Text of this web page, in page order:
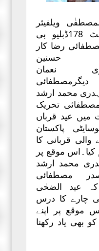
ویلفیئر
سوسائٹی پاکستان یونٹ 178ڈبلیو بی
رضا کار
نعمان
دیگرمصطفائی
محمد ارشد
تحریک
میں عید قرباں
پاکستان
قربانی کا
موقع پر
محمد ارشد
مصطفائی
کہ عید الضحٰی
چارے کا درس
موقع پر اپنے
بھی یاد رکھنا